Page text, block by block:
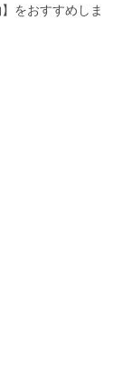
をおすすめしま